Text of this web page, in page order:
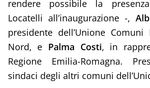
rendere possibile la
Locatelli all’inaugurazione -,
presidente dell’Unione Comuni
Nord, e Palma Costi, in
Regione Emilia-Romagna.
sindaci degli altri comuni